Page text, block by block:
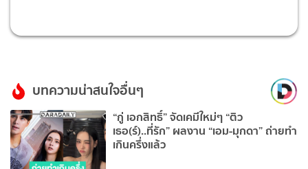
บทความน่าสนใจอื่นๆ
“กู่ เอกสิทธิ์” จัดเคมีใหม่ๆ “ติว
เธอ(ร์)..ที่รัก” ผลงาน “เอม-มุกดา” ถ่ายทำ
เกินครึ่งแล้ว